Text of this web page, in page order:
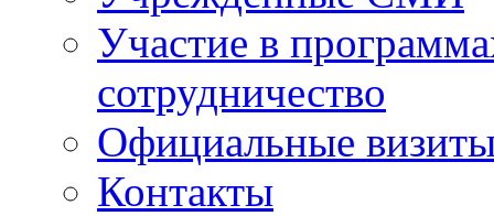
Участие в
сотрудничество
Официальные
Контакты